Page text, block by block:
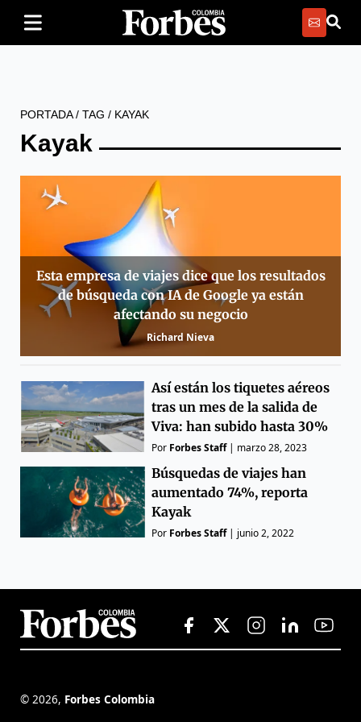
PORTADA/ TAG / KAYAK
Kayak
Esta empresa de viajes dice que los resultados
de búsqueda con IA de Google ya están
afectando su negocio
Richard Nieva
Así están los tiquetes aéreos
tras un mes de la salida de
Viva: han subido hasta 30%
Por Forbes Staff| marzo 28, 2023
Búsquedas de viajes han
aumentado 74%, reporta
Kayak
Por Forbes Staff| junio 2, 2022
© 2026, Forbes Colombia